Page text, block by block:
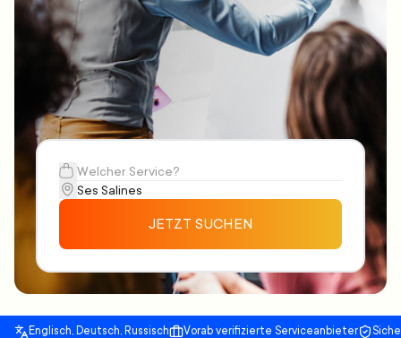
JETZT SUCHEN
Englisch, Deutsch, Russisch Vorab verifizierte Serviceanbieter